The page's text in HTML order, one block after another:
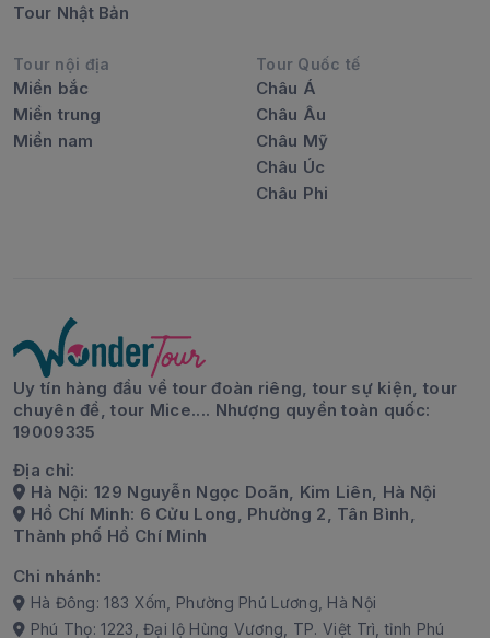
Tour Nhật Bản
Tour nội địa
Miền bắc
Miền trung
Miền nam
Tour Quốc tế
Châu Á
Châu Âu
Châu Mỹ
Châu Úc
Châu Phi
Uy tín hàng đầu về tour đoàn riêng, tour sự kiện, tour
chuyên đề, tour Mice.... Nhượng quyền toàn quốc:
19009335
Địa chỉ:
Hà Nội: 129 Nguyễn Ngọc Doãn, Kim Liên, Hà Nội
Hồ Chí Minh: 6 Cửu Long, Phường 2, Tân Bình,
Thành phố Hồ Chí Minh
Chi nhánh:
Hà Đông: 183 Xốm, Phường Phú Lương, Hà Nội
Phú Thọ: 1223, Đại lộ Hùng Vương, TP. Việt Trì, tỉnh Phú